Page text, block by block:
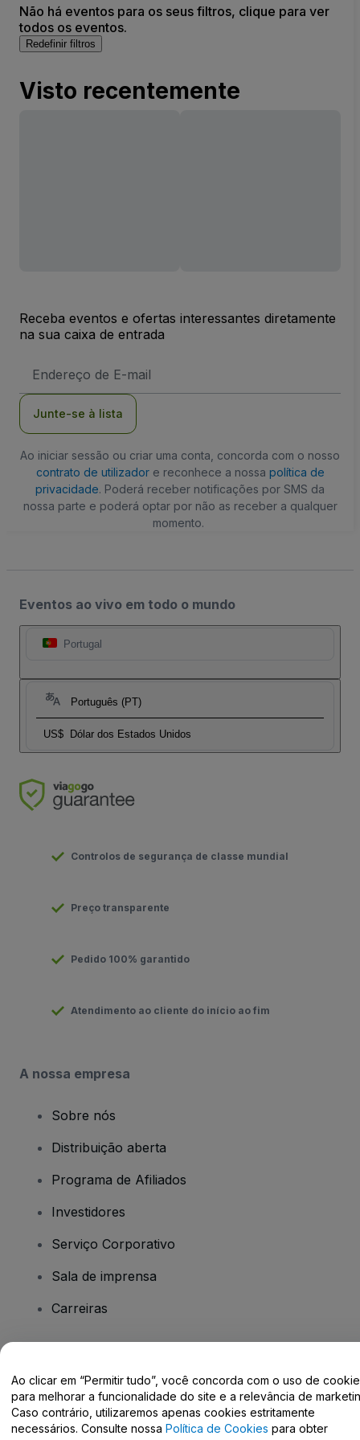
Não há eventos para os seus filtros, clique para ver
todos os eventos.
Redefinir filtros
Visto recentemente
Receba eventos e ofertas interessantes diretamente
na sua caixa de entrada
de
Junte-se à lista
Ao iniciar sessão ou criar uma conta, concorda com o nosso
contrato de utilizadore reconhece a nossa política de
privacidade. Poderá receber notificações por SMS da
nossa parte e poderá optar por não as receber a qualquer
momento.
Eventos ao vivo em todo o mundo
Portugal
Português (PT)
US$ Dólar dos Estados Unidos
Controlos de segurança de classe mundial
Preço transparente
Pedido 100% garantido
Atendimento ao cliente do início ao fim
A nossa empresa
Sobre nós
Distribuição aberta
Programa de Afiliados
Investidores
Serviço Corporativo
Sala de imprensa
Carreiras
Centro de Ajuda / Fale Conosco
Ao clicar em “Permitir tudo”, você concorda com o uso de
para melhorar a funcionalidade do site e a relevância de
Caso contrário, utilizaremos apenas cookies estritamente
necessários. Consulte nossa Política de Cookies para obter